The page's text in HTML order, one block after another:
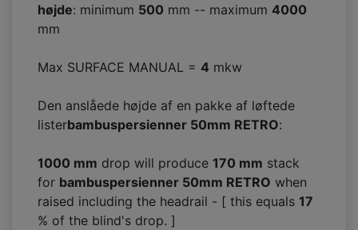
højde: minimum 500 mm -- maximum 4000
mm
Max SURFACE MANUAL = 4 mkw
Den anslåede højde af en pakke af løftede
listerbambuspersienner 50mm RETRO:
1000 mm drop will produce 170 mm stack
for bambuspersienner 50mm RETRO when
raised including the headrail - [ this equals 17
% of the blind's drop. ]